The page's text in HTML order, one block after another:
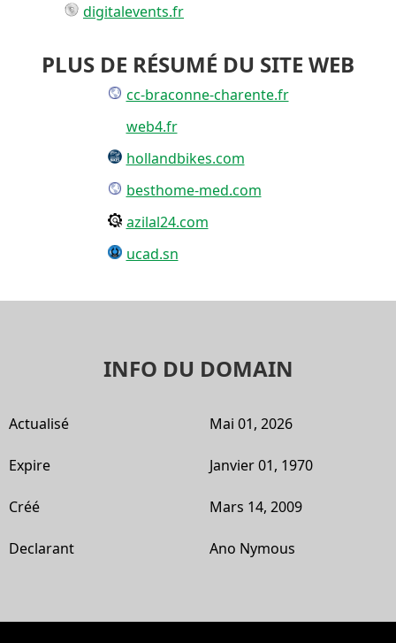
digitalevents.fr
PLUS DE RÉSUMÉ DU SITE WEB
cc-braconne-charente.fr
web4.fr
hollandbikes.com
besthome-med.com
azilal24.com
ucad.sn
INFO DU DOMAIN
Actualisé Mai 01, 2026
Expire Janvier 01, 1970
Créé Mars 14, 2009
Declarant Ano Nymous